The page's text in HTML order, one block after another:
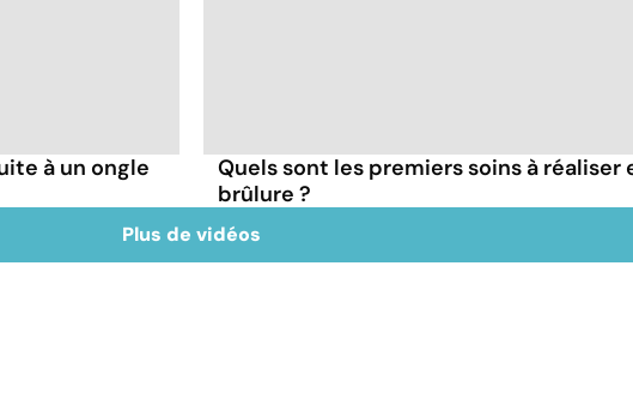
à un ongle
Quels sont les premiers soins à réaliser
brûlure ?
Plus de vidéos